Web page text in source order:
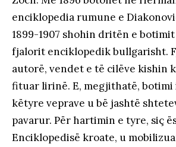
enciklopedia rumune e
1899-1907 shohin dritën e
fjalorit enciklopedik bullgarisht.
autorë, vendet e të cilëve kishin
fituar lirinë. E, megjithatë, botimi
këtyre veprave u bë jashtë
pavarur. Për hartimin e tyre, siç
Enciklopedisë kroate, u